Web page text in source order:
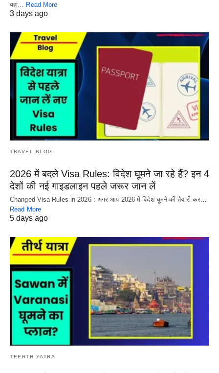
यहां…
Read More
3 days ago
TRAVEL BLOG
2026 में बदले Visa Rules: विदेश घूमने जा रहे हैं? इन 4
देशों की नई गाइडलाइन पहले जरूर जान लें
Changed Visa Rules in 2026 : अगर आप 2026 में विदेश घूमने की तैयारी कर…
Read More
5 days ago
TEERTH YATRA